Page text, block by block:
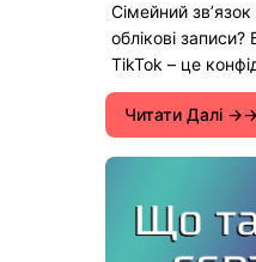
Сімейний звʼязок
облікові
TikTok – це
Читати Далі →